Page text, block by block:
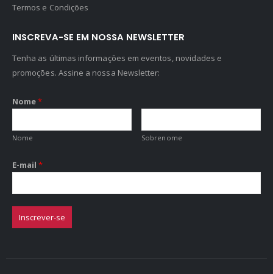
Termos e Condições
INSCREVA-SE EM NOSSA NEWSLETTER
Tenha as últimas informações em eventos, novidades e
promoções. Assine a nossa Newsletter:
Nome*
Nome Sobrenome
E-mail*
Inscrever-se